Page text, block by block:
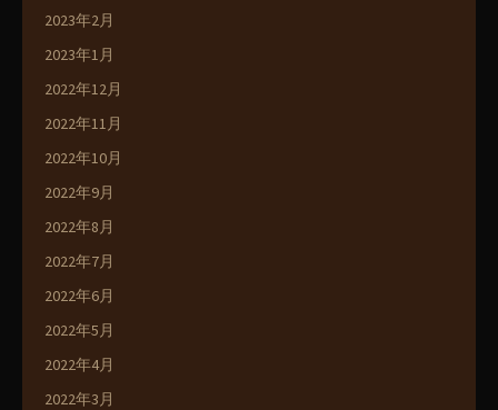
2023年2月
2023年1月
2022年12月
2022年11月
2022年10月
2022年9月
2022年8月
2022年7月
2022年6月
2022年5月
2022年4月
2022年3月